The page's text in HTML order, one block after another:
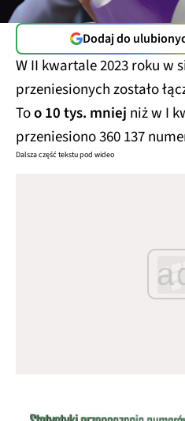
Dodaj do
W II kwartale 2023 roku w
przeniesionych zostało
Too 10 tys. mniej niż w I
przeniesiono 360 137
Dalsza część tekstu pod wideo